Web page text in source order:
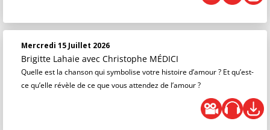
Mercredi 15 Juillet 2026
Brigitte Lahaie avec Christophe MÉDICI
Quelle est la chanson qui symbolise votre histoire d’amour ? Et qu’est-
ce qu’elle révèle de ce que vous attendez de l’amour ?